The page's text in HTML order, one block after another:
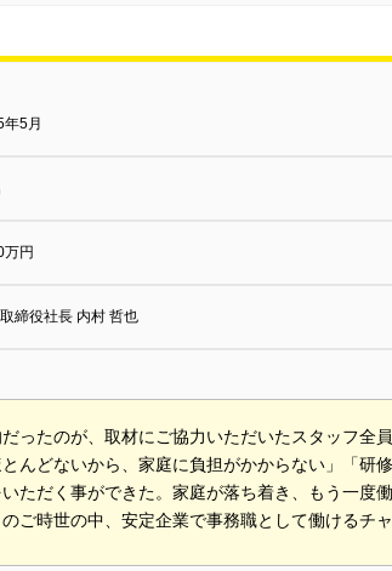
年5月
円
締役社長 内村 哲也
ったのが、取材にご協力いただいたスタッフ全
とんどないから、家庭に負担がかからない」「
ただく事ができた。家庭が落ち着き、もう一度
ご時世の中、安定企業で事務職として働けるチ